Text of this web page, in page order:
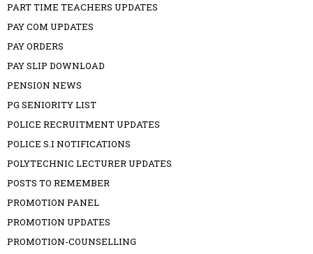
PART TIME TEACHERS UPDATES
PAY COM UPDATES
PAY ORDERS
PAY SLIP DOWNLOAD
PENSION NEWS
PG SENIORITY LIST
POLICE RECRUITMENT UPDATES
POLICE S.I NOTIFICATIONS
POLYTECHNIC LECTURER UPDATES
POSTS TO REMEMBER
PROMOTION PANEL
PROMOTION UPDATES
PROMOTION-COUNSELLING